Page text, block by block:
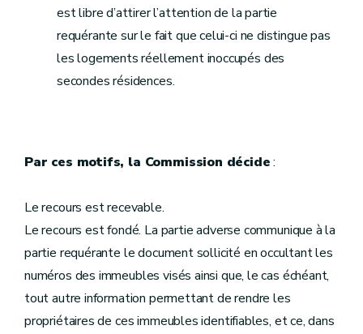
est libre d’attirer l’attention de la partie
requérante sur le fait que celui-ci ne distingue pas
les logements réellement inoccupés des
secondes résidences.
Par ces motifs, la Commission décide:
Le recours est recevable.
Le recours est fondé. La partie adverse communique à la
partie requérante le document sollicité en occultant les
numéros des immeubles visés ainsi que, le cas échéant,
tout autre information permettant de rendre les
propriétaires de ces immeubles identifiables, et ce, dans